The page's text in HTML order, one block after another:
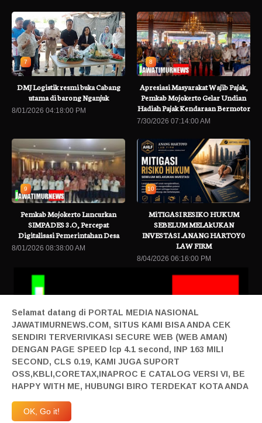
7
DMJ Logistik resmi buka Cabang
utama di barong Nganjuk
8/01/2026 04:18:00 PM
8
Apresiasi Masyarakat Wajib Pajak,
Pemkab Mojokerto Gelar Undian
Hadiah Pajak Kendaraan Bermotor
7/30/2026 07:14:00 AM
9
Pemkab Mojokerto Luncurkan
SIMPADES 3.O, Percepat
Digitalisasi Pemerintahan Desa
8/01/2026 08:38:00 AM
10
MiTIGASI RESIKO HUKUM
SEBELUM MELAkUKAN
INVESTASI .ANANG HARTOY0
LAW FIRM
8/04/2026 06:16:00 PM
Kebiasaan Finansial yang Bisa Dimulai di Usia 20-an
Home| Login| Privacy| Pedoman Siber| Contact| Tentang|
Produk|
Adv| Mitra| Staff Redaksi| Redaksi| | Design By Sonata
Abraham | @2019 All Right Reserved | Milad JTN Ke 4 | 27 April 2023 JTN Melangkah
Maju | Anggardaya Terpandang-Berharga-Terdepan-Berkelas
Selamat datang di PORTAL MEDIA NASIONAL
JAWATIMURNEWS.COM, SITUS KAMI BISA ANDA CEK
SENDIRI TERVERIVIKASI SECURE WEB (WEB AMAN)
DENGAN PAGE SPEED lcp 4.1 second, INP 163 MILI
SECOND, CLS 0.19, KAMI JUGA SUPORT
OSS,KBLI,CORETAX,INAPROC E CATALOG VERSI VI, BE
HAPPY WITH ME, HUBUNGI BIRO TERDEKAT KOTA ANDA
OK, Go it!